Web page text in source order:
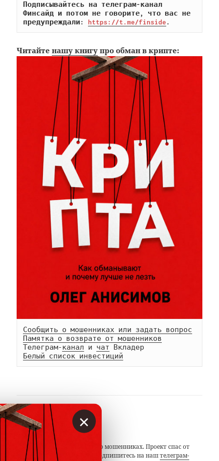
Подписывайтесь на телеграм-канал
Финсайд и потом не говорите, что вас не
предупреждали: https://t.me/finside.
Читайтенашу книгу про обман в крипте:
Сообщить о мошенниках или задать вопрос
Памятка о возврате от мошенников
Телеграм-канал и чат
Белый список инвестиций
АВТОР
Вкладер
С 2014 года предупреждаем о мошенниках. Проект спас от
потерь миллионы людей. Подпишитесь на наштелеграм-
×